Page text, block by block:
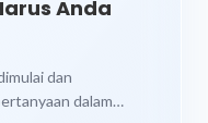
Anda
dan
dalam